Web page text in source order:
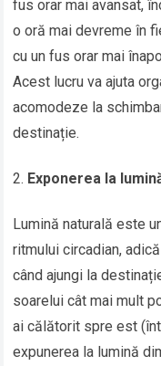
fus orar mai avansat,
o oră mai devreme în
cu un fus orar mai
Acest lucru va ajuta
acomodeze la
destinație.
Exponerea la
Lumină naturală este
ritmului circadian,
când ajungi la
soarelui cât mai mult
ai călătorit spre est
expunerea la lumină